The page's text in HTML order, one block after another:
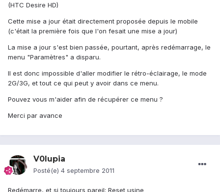
(HTC Desire HD)
Cette mise a jour était directement proposée depuis le mobile
(c'était la première fois que l'on fesait une mise a jour)
La mise a jour s'est bien passée, pourtant, après redémarrage, le
menu "Paramètres" a disparu.
Il est donc impossible d'aller modifier le rétro-éclairage, le mode
2G/3G, et tout ce qui peut y avoir dans ce menu.
Pouvez vous m'aider afin de récupérer ce menu ?
Merci par avance
V0lupia
Posté(e) 4 septembre 2011
Redémarre, et si toujours pareil: Reset usine